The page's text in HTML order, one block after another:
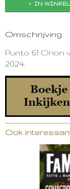
IN
Omschrijving
Punto 61 Orion
2024.
Ook